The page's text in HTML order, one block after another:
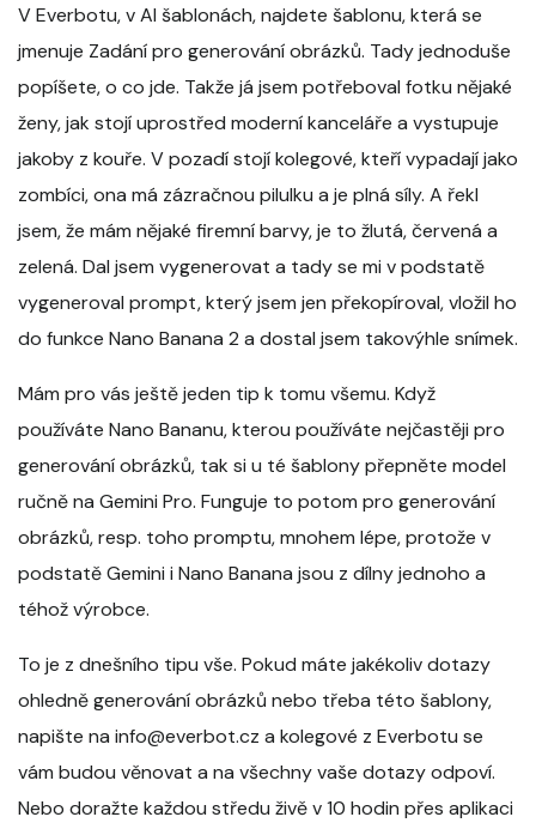
V Everbotu, v AI šablonách, najdete šablonu, která se
jmenuje Zadání pro generování obrázků. Tady jednoduše
popíšete, o co jde. Takže já jsem potřeboval fotku nějaké
ženy, jak stojí uprostřed moderní kanceláře a vystupuje
jakoby z kouře. V pozadí stojí kolegové, kteří vypadají jako
zombíci, ona má zázračnou pilulku a je plná síly. A řekl
jsem, že mám nějaké firemní barvy, je to žlutá, červená a
zelená. Dal jsem vygenerovat a tady se mi v podstatě
vygeneroval prompt, který jsem jen překopíroval, vložil ho
do funkce Nano Banana 2 a dostal jsem takovýhle snímek.
Mám pro vás ještě jeden tip k tomu všemu. Když
používáte Nano Bananu, kterou používáte nejčastěji pro
generování obrázků, tak si u té šablony přepněte model
ručně na Gemini Pro. Funguje to potom pro generování
obrázků, resp. toho promptu, mnohem lépe, protože v
podstatě Gemini i Nano Banana jsou z dílny jednoho a
téhož výrobce.
To je z dnešního tipu vše. Pokud máte jakékoliv dotazy
ohledně generování obrázků nebo třeba této šablony,
napište na info@everbot.cz a kolegové z Everbotu se
vám budou věnovat a na všechny vaše dotazy odpoví.
Nebo doražte každou středu živě v 10 hodin přes aplikaci